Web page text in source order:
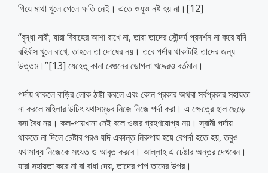
গিয়ে মাথা খুলে গেলে ক্ষতি নেই। এতে ওযুও নষ্ট হয় না।[12]
‘‘বৃদ্ধা নারী; যারা বিবাহের আশা রাখে না, তারা তাদের সৌন্দর্য প্রদর্শন না করে যদি
বহির্বাস খুলে রাখে, তাহলে তা দোষের নয়। তবে পর্দায় থাকাটাই তাদের জন্য
উত্তম।’’[13] যেহেতু কানা বেগুনের ডোগলা খদ্দেরও বর্তমান।
পর্দায় থাকলে বাড়ির লোক ঠাট্টা করলে এবং কোন প্রকার অথবা সর্বপ্রকার সহায়তা
না করলে মহিলার উচিৎ যথাসম্ভব নিজে নিজে পর্দা করা। এ ক্ষেত্রে হাল ছেড়ে
বসা বৈধ নয়। কল-পায়খানা নেই বলে ওজর গ্রহণযোগ্য নয়। স্বামী পর্দায়
থাকতে না দিলে চেষ্টার পরও যদি একান্ত নিরুপায় হয়ে বেপর্দা হতে হয়, তবুও
যথাসাধ্য নিজেকে সংযত ও আবৃত করবে। আল্লাহ এ চেষ্টার অন্তর দেখবেন।
যারা সহায়তা করে না বা বাধা দেয়, তাদের পাপ তাদের উপর।